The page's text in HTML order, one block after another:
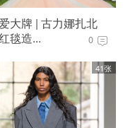
大牌 | 古力娜扎北
毯造...
0
41张